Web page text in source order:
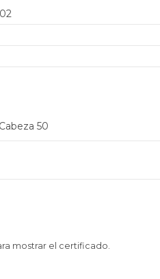
50
mostrar el certificado.